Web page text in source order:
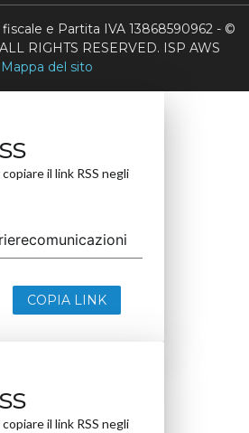
e Partita IVA 13868590962 - ©
RIGHTS RESERVED. ISP AWS
Mappa del sito
il link RSS negli
COPIA LINK
il link RSS negli